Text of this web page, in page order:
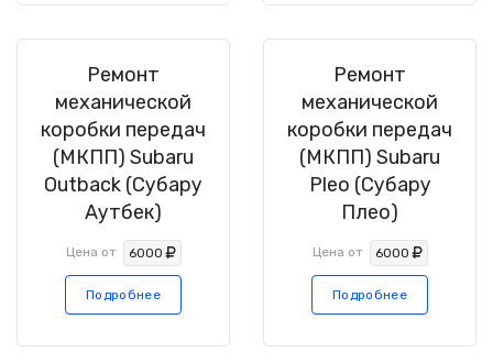
Ремонт
механической
коробки передач
(МКПП) Subaru
Outback (Субару
Аутбек)
Цена от 6000
Подробнее
Ремонт
механической
коробки передач
(МКПП) Subaru
Pleo (Субару
Плео)
Цена от 6000
Подробнее